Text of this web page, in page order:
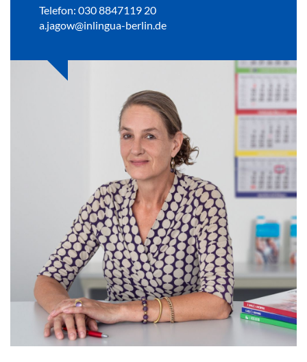
Telefon: 030 8847119 20
a.jagow@inlingua-berlin.de